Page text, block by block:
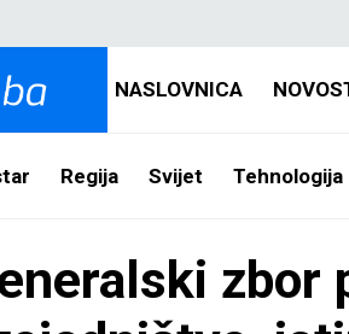
NASLOVNICA
Regija Svijet Tehnologija
zbor